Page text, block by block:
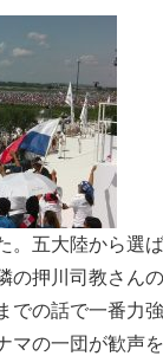
五大陸から選
押川司教さん
の話で一番力
の一団が歓声